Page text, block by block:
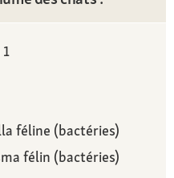
féline (bactéries)
félin (bactéries)